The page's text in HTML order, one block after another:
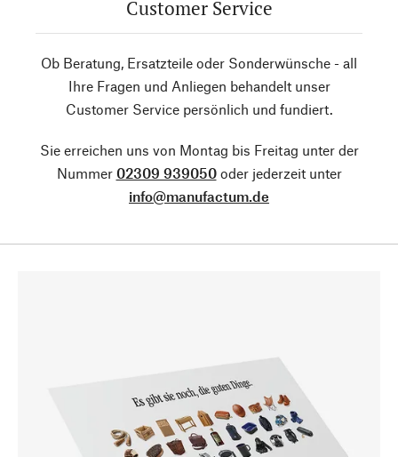
Customer Service
Ob Beratung, Ersatzteile oder Sonderwünsche - all
Ihre Fragen und Anliegen behandelt unser
Customer Service persönlich und fundiert.
Sie erreichen uns von Montag bis Freitag unter der
Nummer 02309 939050oder jederzeit unter
info@manufactum.de